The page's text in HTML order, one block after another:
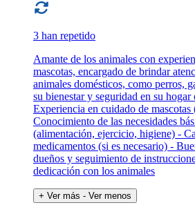
3 han repetido
Amante de los animales con
mascotas, encargado de brindar
animales domésticos, como perros,
su bienestar y seguridad en su hogar
Experiencia en cuidado de
Conocimiento de las necesidades
(alimentación, ejercicio, higiene) -
medicamentos (si es necesario) -
dueños y seguimiento de
dedicación con los animales
+ Ver más - Ver menos